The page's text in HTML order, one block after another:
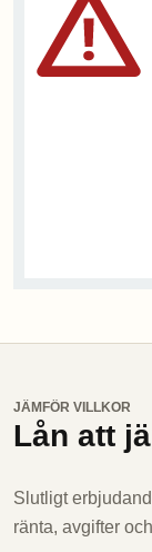
JÄMFÖR VILLKOR
Lån att
Slutligt
ränta, avgifter